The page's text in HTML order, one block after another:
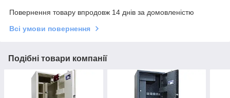
Повернення товару впродовж 14 днів за домовленістю
Всі умови повернення
Подібні товари компанії